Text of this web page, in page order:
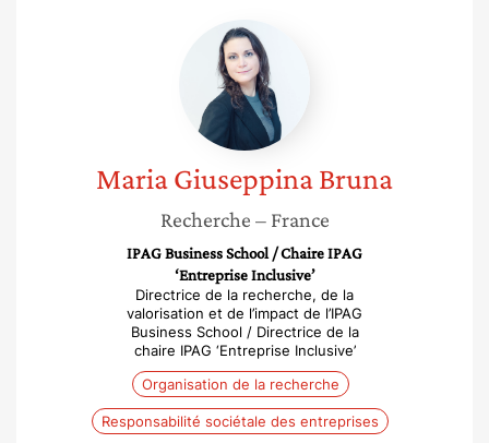
Maria
Giuseppina
Bruna
Maria GiuseppinaBruna
Recherche – France
IPAG Business School / Chaire IPAG
‘Entreprise Inclusive’
Directrice de la recherche, de la
valorisation et de l’impact de l’IPAG
Business School / Directrice de la
chaire IPAG ‘Entreprise Inclusive’
Organisation de la recherche
Responsabilité sociétale des entreprises